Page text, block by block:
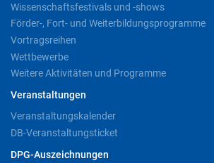
Wissenschaftsfestivals und -shows
Förder-, Fort- und Weiterbildungsprogramme
Vortragsreihen
Wettbewerbe
Weitere Aktivitäten und Programme
Veranstaltungen
Veranstaltungskalender
DB-Veranstaltungsticket
DPG-Auszeichnungen